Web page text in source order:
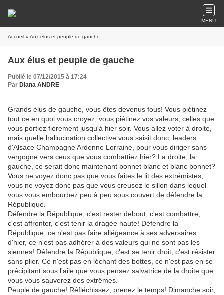
MENU
Accueil » Aux élus et peuple de gauche
Aux élus et peuple de gauche
Publié le 07/12/2015 à 17:24
Par Diana ANDRE
Grands élus de gauche, vous êtes devenus fous! Vous piétinez
tout ce en quoi vous croyez, vous piétinez vos valeurs, celles que
vous portiez fièrement jusqu'à hier soir. Vous allez voter à droite,
mais quelle hallucination collective vous saisit donc, leaders
d'Alsace Champagne Ardenne Lorraine, pour vous diriger sans
vergogne vers ceux que vous combattiez hier? La droite, la
gauche, ce serait donc maintenant bonnet blanc et blanc bonnet?
Vous ne voyez donc pas que vous faites le lit des extrémistes,
vous ne voyez donc pas que vous creusez le sillon dans lequel
vous vous embourbez peu à peu sous couvert de défendre la
République.
Défendre la République, c'est rester debout, c'est combattre,
c'est affronter, c'est tenir la dragée haute! Défendre la
République, ce n'est pas faire allégeance à ses adversaires
d'hier, ce n'est pas adhérer à des valeurs qui ne sont pas les
siennes! Défendre la République, c'est se tenir droit, c'est résister
sans plier. Ce n'est pas en léchant des bottes, ce n'est pas en se
précipitant sous l'aile que vous pensez salvatrice de la droite que
vous vous sauverez des extrêmes.
Peuple de gauche! Réfléchissez, prenez le temps! Dimanche soir,